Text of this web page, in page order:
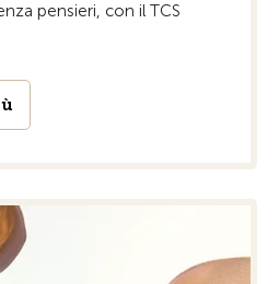
pensieri, con il TCS